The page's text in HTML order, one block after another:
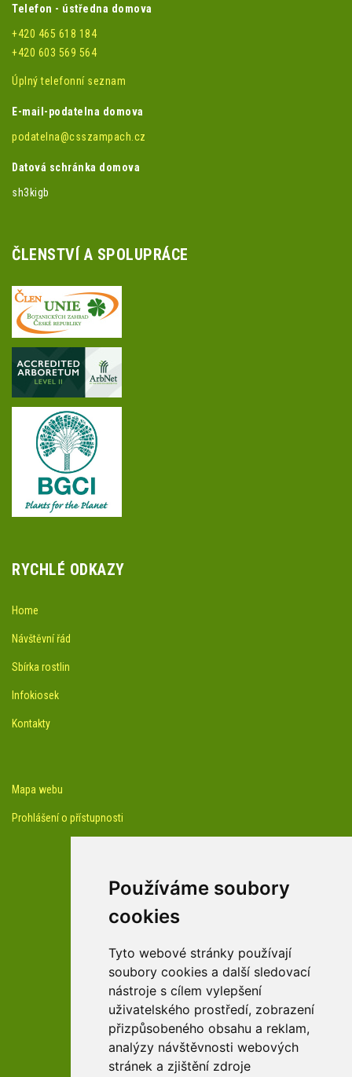
Používáme soubory
cookies
Tyto webové stránky používají
soubory cookies a další sledovací
nástroje s cílem vylepšení
uživatelského prostředí, zobrazení
přizpůsobeného obsahu a reklam,
analýzy návštěvnosti webových
stránek a zjištění zdroje
Telefon - ústředna domova
+420 465 618 184
+420 603 569 564
Úplný telefonní seznam
E-mail-podatelna domova
podatelna@csszampach.cz
Datová schránka domova
sh3kigb
ČLENSTVÍ A SPOLUPRÁCE
RYCHLÉ ODKAZY
Home
Návštěvní řád
Sbírka rostlin
Infokiosek
Kontakty
Mapa webu
Prohlášení o přístupnosti
Youtube kanál arboreta